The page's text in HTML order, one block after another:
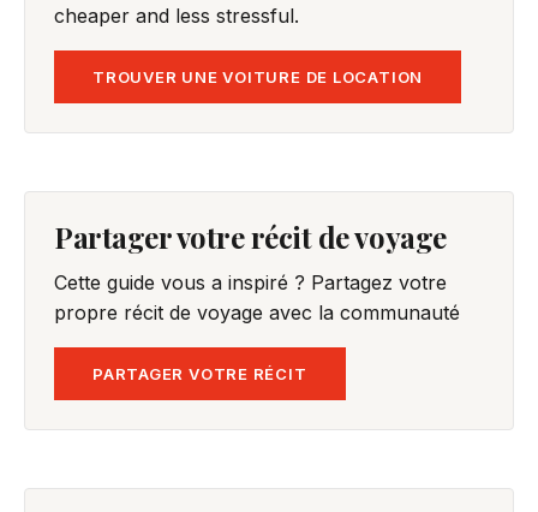
cheaper and less stressful.
TROUVER UNE VOITURE DE LOCATION
Partager votre récit de voyage
Cette guide vous a inspiré ? Partagez votre
propre récit de voyage avec la communauté
PARTAGER VOTRE RÉCIT